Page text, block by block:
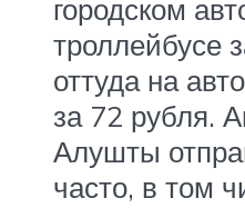
городском
троллейбусе
оттуда на
за 72 рубля.
Алушты
часто, в том